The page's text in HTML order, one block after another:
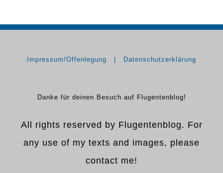
Impressum/Offenlegung Datenschutzerklärung
Danke für deinen Besuch auf Flugentenblog!
All rights reserved by Flugentenblog. For
any use of my texts and images, please
contact me!